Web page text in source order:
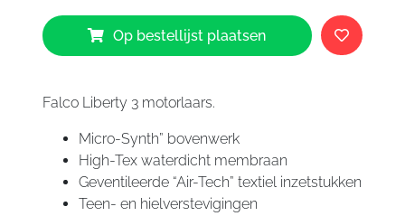
Falco
Liberty
Black
Op bestellijst plaatsen
Falco Liberty 3 motorlaars.
Micro-Synth” bovenwerk
High-Tex waterdicht membraan
Geventileerde “Air-Tech” textiel inzetstukken
Teen- en hielverstevigingen